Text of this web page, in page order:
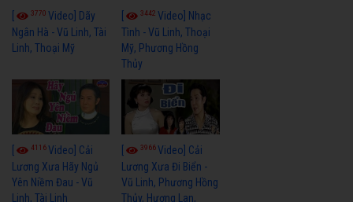
3770 Video] Dãy
Ngân Hà - Vũ Linh, Tài
Linh, Thoại Mỹ
3442Video] Nhạc
Tình - Vũ Linh, Thoại
Mỹ, Phương Hồng
Thủy
4116Video] Cải
Lương Xưa Hãy Ngủ
Yên Niềm Đau - Vũ
Linh, Tài Linh
3966Video] Cải
Lương Xưa Đi Biển -
Vũ Linh, Phương Hồng
Thủy, Hương Lan,